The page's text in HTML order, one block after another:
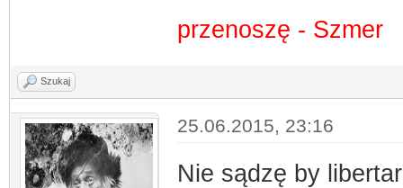
przenoszę - Szmer
Szukaj
25.06.2015, 23:16
Nie sądzę by